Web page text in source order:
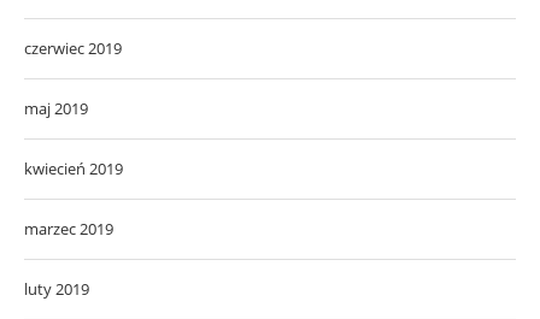
czerwiec 2019
maj 2019
kwiecień 2019
marzec 2019
luty 2019